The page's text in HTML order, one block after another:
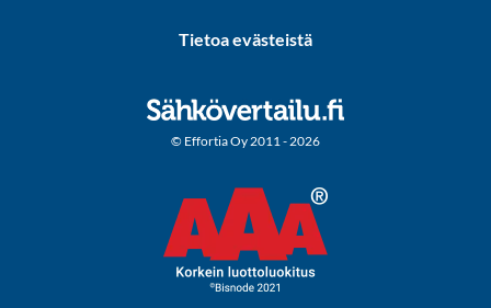
Tietoa evästeistä
© Effortia Oy 2011 - 2026